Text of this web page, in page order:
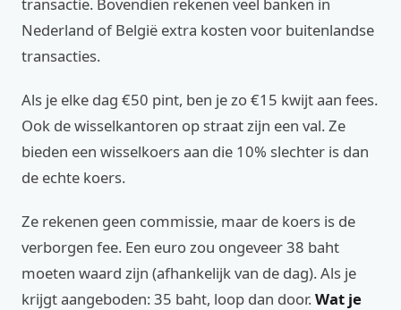
Nederland of België extra kosten voor buitenlandse
transacties.
Als je elke dag €50 pint, ben je zo €15 kwijt aan fees.
Ook de wisselkantoren op straat zijn een val. Ze
bieden een wisselkoers aan die 10% slechter is dan
de echte koers.
Ze rekenen geen commissie, maar de koers is de
verborgen fee. Een euro zou ongeveer 38 baht
moeten waard zijn (afhankelijk van de dag). Als je
krijgt aangeboden: 35 baht, loop dan door.Wat je